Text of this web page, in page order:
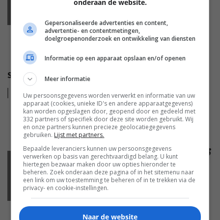
SMARTPHONE ACCESSOIRES VOOR TIJDENS JE REIS
Leesmeer
onderaan de website.
Gepersonaliseerde advertenties en content,
advertentie- en contentmetingen,
doelgroepenonderzoek en ontwikkeling van diensten
Informatie op een apparaat opslaan en/of openen
Meer informatie
Uw persoonsgegevens worden verwerkt en informatie van uw
apparaat (cookies, unieke ID's en andere apparaatgegevens)
kan worden opgeslagen door, geopend door en gedeeld met
332 partners of specifiek door deze site worden gebruikt. Wij
en onze partners kunnen precieze geolocatiegegevens
gebruiken. Lijst met partners.
Bepaalde leveranciers kunnen uw persoonsgegevens
verwerken op basis van gerechtvaardigd belang. U kunt
hiertegen bezwaar maken door uw opties hieronder te
beheren. Zoek onderaan deze pagina of in het sitemenu naar
een link om uw toestemming te beheren of in te trekken via de
privacy- en cookie-instellingen.
Naar de website